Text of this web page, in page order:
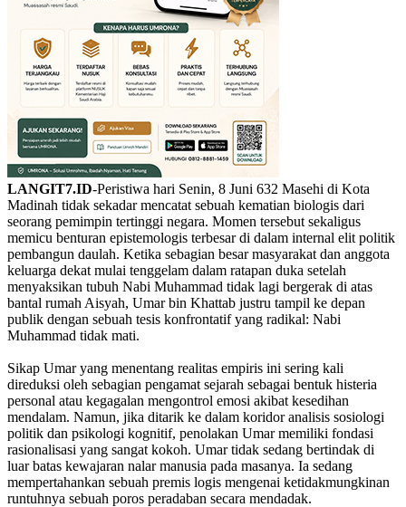
LANGIT7.ID-Peristiwa hari Senin, 8 Juni 632 Masehi di Kota
Madinah tidak sekadar mencatat sebuah kematian biologis dari
seorang pemimpin tertinggi negara. Momen tersebut sekaligus
memicu benturan epistemologis terbesar di dalam internal elit politik
pembangun daulah. Ketika sebagian besar masyarakat dan anggota
keluarga dekat mulai tenggelam dalam ratapan duka setelah
menyaksikan tubuh Nabi Muhammad tidak lagi bergerak di atas
bantal rumah Aisyah, Umar bin Khattab justru tampil ke depan
publik dengan sebuah tesis konfrontatif yang radikal: Nabi
Muhammad tidak mati.
Sikap Umar yang menentang realitas empiris ini sering kali
direduksi oleh sebagian pengamat sejarah sebagai bentuk histeria
personal atau kegagalan mengontrol emosi akibat kesedihan
mendalam. Namun, jika ditarik ke dalam koridor analisis sosiologi
politik dan psikologi kognitif, penolakan Umar memiliki fondasi
rasionalisasi yang sangat kokoh. Umar tidak sedang bertindak di
luar batas kewajaran nalar manusia pada masanya. Ia sedang
mempertahankan sebuah premis logis mengenai ketidakmungkinan
runtuhnya sebuah poros peradaban secara mendadak.